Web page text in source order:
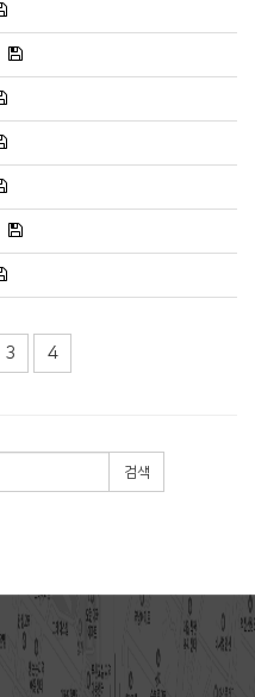
3 4
검색